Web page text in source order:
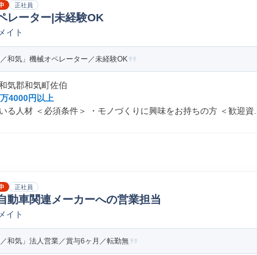
正社員
レーター|未経験OK
イト
／和気」機械オペレーター／未経験OK
気郡和気町佐伯
4000円以上
る人材 ＜必須条件＞ ・モノづくりに興味をお持ちの方 ＜歓迎資...
正社員
動車関連メーカーへの営業担当
イト
／和気」法人営業／賞与6ヶ月／転勤無